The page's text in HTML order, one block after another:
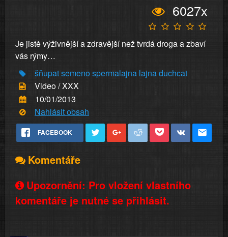
6027x
Je jistě výživnější a zdravější než tvrdá droga a zbaví
vás rýmy…
šňupatsemenospermalajna lajnaduchcat
Video / XXX
10/01/2013
Nahlásit obsah
FACEBOOK
Komentáře
Upozornění: Pro vložení vlastního
komentáře je nutné se přihlásit.